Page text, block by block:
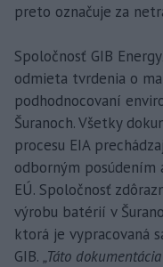
preto označuje za
Spoločnosť GIB
odmieta tvrdenia o
podhodnocovaní
Šuranoch. Všetky
procesu EIA
odborným posúdením
EÚ. Spoločnosť
výrobu batérií v
ktorá je vypracovaná
GIB. „Táto